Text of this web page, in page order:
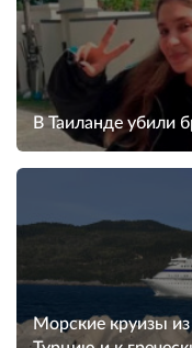
В Таиланде убили
Морские круизы